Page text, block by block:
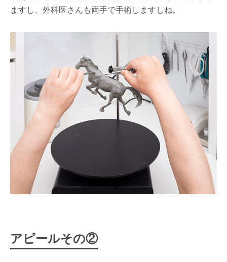
ますし、外科医さんも両手で手術しますしね。
アピールその②